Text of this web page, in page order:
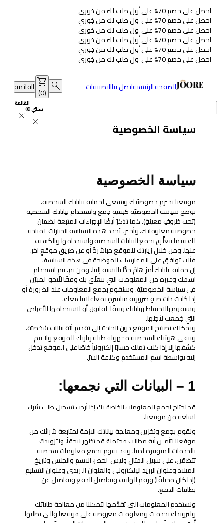
احصل على خصم 70% على أول طلب لك من جُوري
احصل على خصم 70% على أول طلب لك من جُوري
احصل على خصم 70% على أول طلب لك من جُوري
احصل على خصم 70% على أول طلب لك من جُوري
احصل على خصم 70% على أول طلب لك من جُوري
احصل على خصم 70% على أول طلب لك من جُوري
الصفحة الرئيسيةاتصل بناالتصنيفات
search
shopping_cart
(
0
)
سلتي(
0
)
close
القائمة
القائمة
close
سياسة الخصوصية
سياسة الخصوصية
موقعنا يحترم خصوصيّتك ويسعى لحماية بياناتك الشخصية.
توضح سياسة الخصوصيّة كيفية جمع واستخدام بياناتك الشخصية
(تحت ظروفٍ معينةٍ). كما تذكرُ أيضًا الإجراءات المتبعة لضمان
خصوصية معلوماتك. وأخيرًا، تُحدّد هذه السياسة الخيارات المتاحة
لكَ فيما يتعلَّق بجمع البيانات الشخصية واستخدامها والكشف
عنها. ومن خلال زيارتك للموقع مباشرةً أو عن طريق موقعٍ آخر،
فأنتَ توافق على الممارسات الموضحة في هذه السياسة.
إن حماية بياناتك أمرٌ هامٌ جدًّا بالنسبة إلينا. ومن ثم، يتم استخدام
اسمك وغيره من المعلومات التي تتعلّق بك وفقًا للّنحو المبيّن
في سياسة الخصوصيّة. وسنقوم بجمع المعلومات عند الضرورة أو
إذا كانت ذات صلةٍ ضرورية مباشرةٍ بمعاملاتنا معكَ.
وسنقوم بالاحتفاظ ببياناتك وفقًا للقانون أو لاستخدامها للأغراض
التي جُمعت لأجلها.
ويمكنك تصفح الموقع دون الحاجة إلى تقديم أيّة بيانات شخصيّة.
وتبقى هويّتك الشخصية مجهولة طيلة زيارتك للموقع ولا يتم
كشفها إلا إذا كنتَ تملك حسابًا إلكترونياً خاصًا على الموقع تدخل
إليه بواسطة اسم المستخدم وكلمة السرّ.
1 – البيانات التي نجمعها:
قد نحتاج لجمع المعلومات الخاصة بكَ إذا أردت تسجيل طلب شراء
لسلعة من موقعنا.
ونقوم بجمع وتخزين ومعالجة بياناتك الازمة لمتابعة شرائك من
موقعنا لتأمين أية مطالب محتملة قد تظهر لاحقاً، ولتزويدكَ
بالخدمات المتوفرة لدينا. وقد نقوم بجمع معلومات شخصية
تتضمَّن، على سبيل المثال وليس الحصر، الاسم والجنس وتاريخ
الميلاد وعنوان البريد الإلكتروني والعنوان البريدي وعنوان التسليم
(إذا كان مختلفًا) ورقم الهاتف وتفاصيل الدفع وتفاصيل عن
بطاقات الدفع.
ونستخدم المعلومات التي تقدِّمها لتمكننا من معالجة طلباتك
ولتزويدكَ بخدمات ومعلومات معروضة على موقعنا والتي تطلبها